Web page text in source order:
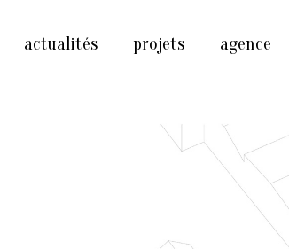
actualités projets agence